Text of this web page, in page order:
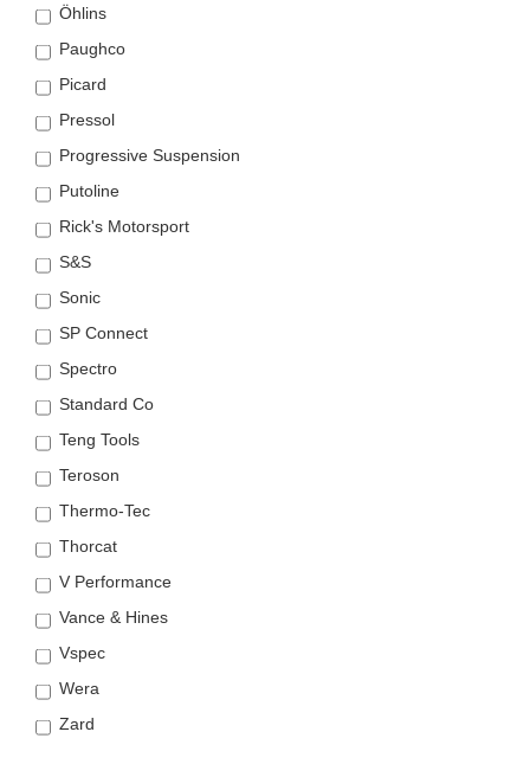
Öhlins
Paughco
Picard
Pressol
Progressive Suspension
Putoline
Rick's Motorsport
S&S
Sonic
SP Connect
Spectro
Standard Co
Teng Tools
Teroson
Thermo-Tec
Thorcat
V Performance
Vance & Hines
Vspec
Wera
Zard